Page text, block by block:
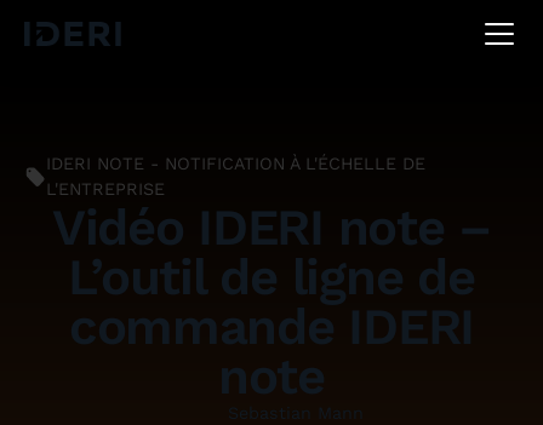
DEEN
IDERI NOTE - NOTIFICATION À L'ÉCHELLE DE
L'ENTREPRISE
Vidéo IDERI note –
L’outil de ligne de
commande IDERI
note
Sebastian Mann